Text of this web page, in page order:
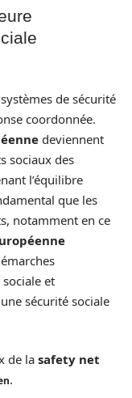
de sécurité
coordonnée.
deviennent
sociaux des
l’équilibre
que les
notamment en ce
et
sécurité sociale
de la safety net
.